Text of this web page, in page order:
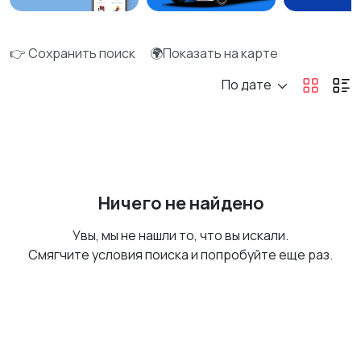
👉 Сохранить поиск
🌍Показать на карте
По дате
Ничего не найдено
Увы, мы не нашли то, что вы искали.
Смягчите условия поиска и попробуйте еще раз.